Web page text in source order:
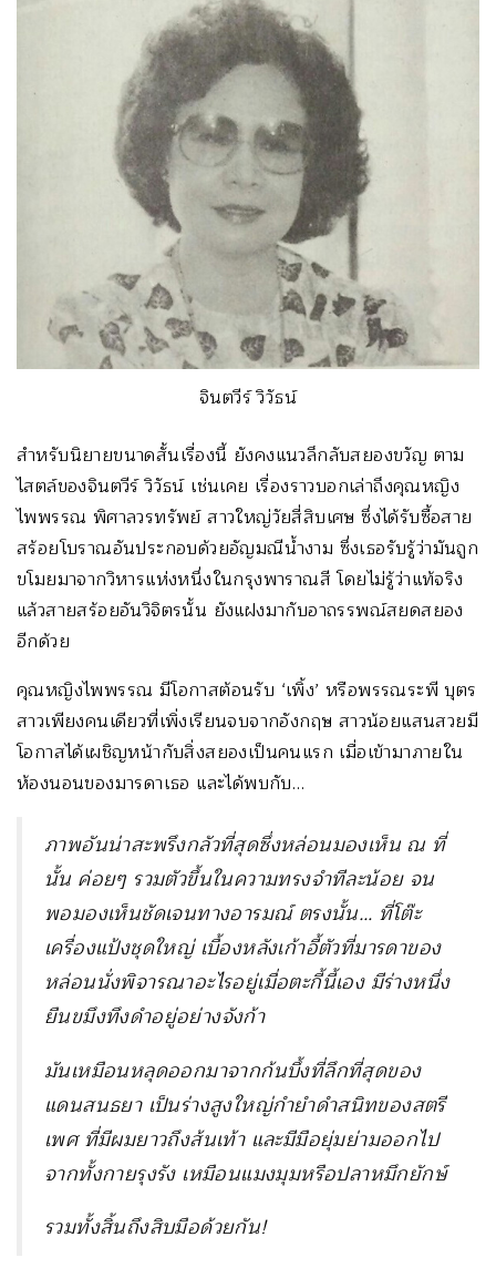
จินตวีร์ วิวัธน์
สำหรับนิยายขนาดสั้นเรื่องนี้ ยังคงแนวลึกลับสยองขวัญ ตาม
ไสตล์ของจินตวีร์ วิวัธน์ เช่นเคย เรื่องราวบอกเล่าถึงคุณหญิง
ไพพรรณ พิศาลวรทรัพย์ สาวใหญ่วัยสี่สิบเศษ ซึ่งได้รับซื้อสาย
สร้อยโบราณอันประกอบด้วยอัญมณีน้ำงาม ซึ่งเธอรับรู้ว่ามันถูก
ขโมยมาจากวิหารแห่งหนึ่งในกรุงพาราณสี โดยไม่รู้ว่าแท้จริง
แล้วสายสร้อยอันวิจิตรนั้น ยังแฝงมากับอาถรรพณ์สยดสยอง
อีกด้วย
คุณหญิงไพพรรณ มีโอกาสต้อนรับ ‘เพิ้ง’ หรือพรรณระพี บุตร
สาวเพียงคนเดียวที่เพิ่งเรียนจบจากอังกฤษ สาวน้อยแสนสวยมี
โอกาสได้เผชิญหน้ากับสิ่งสยองเป็นคนแรก เมื่อเข้ามาภายใน
ห้องนอนของมารดาเธอ และได้พบกับ…
ภาพอันน่าสะพรึงกลัวที่สุดซึ่งหล่อนมองเห็น ณ ที่
นั้น ค่อยๆ รวมตัวขึ้นในความทรงจำทีละน้อย จน
พอมองเห็นชัดเจนทางอารมณ์ ตรงนั้น… ที่โต๊ะ
เครื่องแป้งชุดใหญ่ เบื้องหลังเก้าอี้ตัวที่มารดาของ
หล่อนนั่งพิจารณาอะไรอยู่เมื่อตะกี้นี้เอง มีร่างหนึ่ง
ยืนขมึงทึงดำอยู่อย่างจังก้า
มันเหมือนหลุดออกมาจากก้นบึ้งที่ลึกที่สุดของ
แดนสนธยา เป็นร่างสูงใหญ่กำยำดำสนิทของสตรี
เพศ ที่มีผมยาวถึงส้นเท้า และมีมือยุ่มย่ามออกไป
จากทั้งกายรุงรัง เหมือนแมงมุมหรือปลาหมึกยักษ์
รวมทั้งสิ้นถึงสิบมือด้วยกัน!